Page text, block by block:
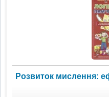
Розвиток мислення: